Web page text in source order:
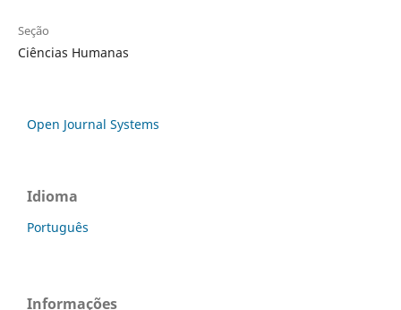
Seção
Ciências Humanas
Open Journal Systems
Idioma
Português
Informações